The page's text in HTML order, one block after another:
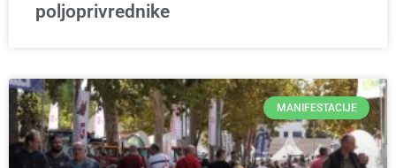
poljoprivrednike
MANIFESTACIJE